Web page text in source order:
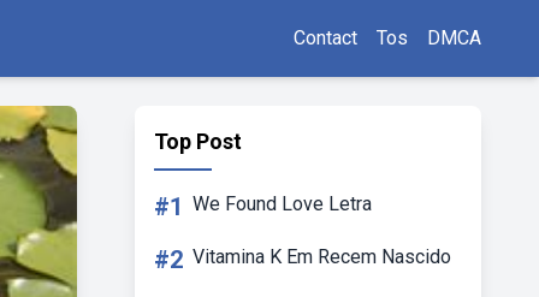
Contact Tos DMCA
Top Post
#1 We Found Love Letra
#2 Vitamina K Em Recem Nascido